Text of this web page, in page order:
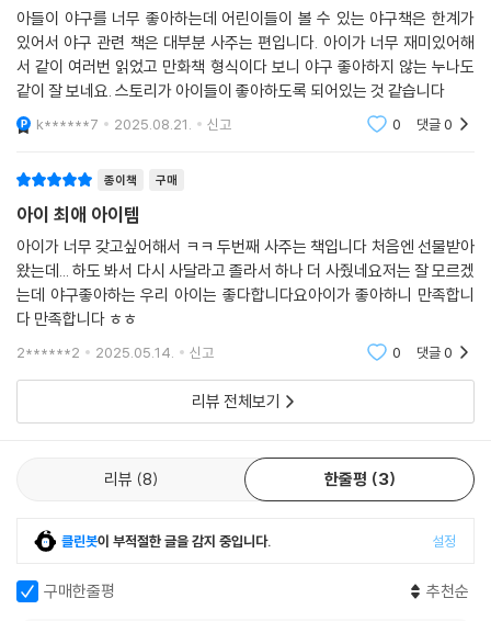
아들이 야구를 너무 좋아하는데 어린이들이 볼 수 있는 야구책은 한계가
있어서 야구 관련 책은 대부분 사주는 편입니다. 아이가 너무 재미있어해
서 같이 여러번 읽었고 만화책 형식이다 보니 야구 좋아하지 않는 누나도
같이 잘 보네요. 스토리가 아이들이 좋아하도록 되어있는 것 같습니다
k******7 2025.08.21. 신고 0 댓글0
종이책 구매
아이 최애 아이템
아이가 너무 갖고싶어해서 ㅋㅋ 두번째 사주는 책입니다 처음엔 선물받아
왔는데... 하도 봐서 다시 사달라고 졸라서 하나 더 사줬네요저는 잘 모르겠
는데 야구좋아하는 우리 아이는 좋다합니다요아이가 좋아하니 만족합니
다 만족합니다 ㅎㅎ
2******2 2025.05.14. 신고 0 댓글0
리뷰 전체보기
리뷰 8 한줄평 3
클린봇이 부적절한 글을 감지 중입니다. 설정
구매한줄평 추천순